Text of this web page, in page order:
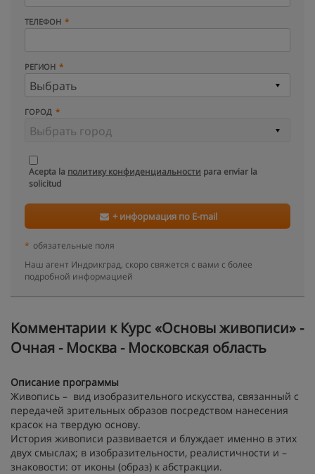
ТЕЛЕФОН
РЕГИОН
ГОРОД
Acepta la политику конфиденциальности para enviar la
solicitud
+ информация по E-mail
* обязательные поля
Наш агент Индрикград, скоро свяжется с вами с более
подробной информацией
Kомментарии к Курс «Основы живописи» -
Очная - Москва - Московская область
Описание программы
Живопись – вид изобразительного искусства, связанный с
передачей зрительных образов посредством нанесения
красок на твердую основу.
История живописи развивается и блуждает именно в этих
двух смыслах; в изобразительности, реалистичности и –
знаковости: от иконы (образ) к абстракции.